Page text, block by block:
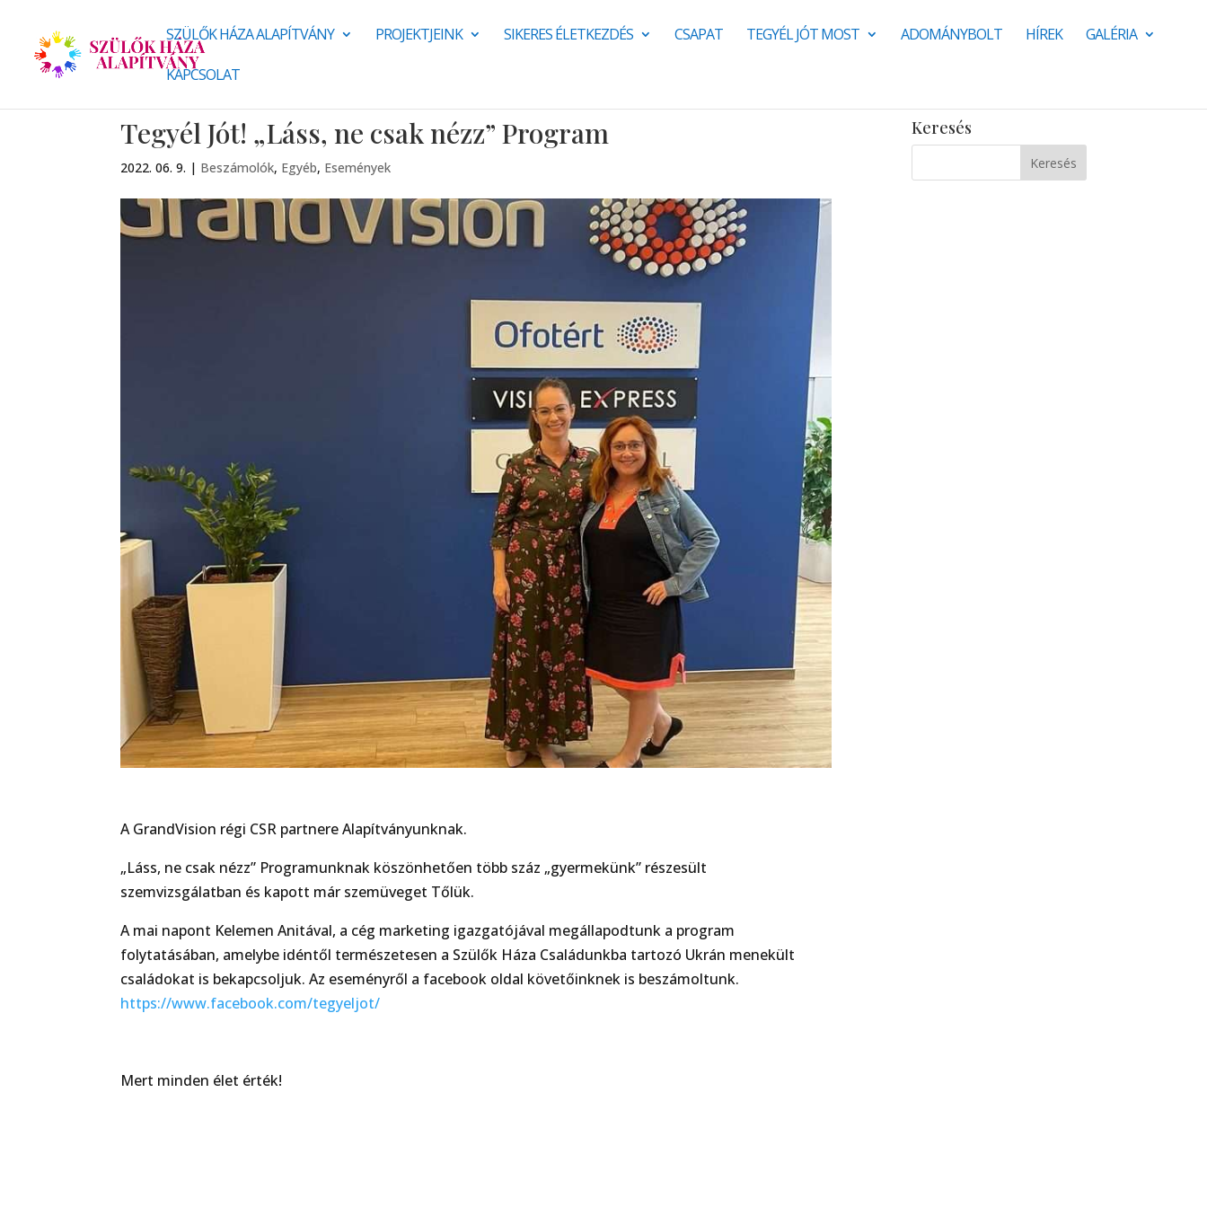
SZÜLŐK HÁZA ALAPÍTVÁNY PROJEKTJEINK SIKERES ÉLETKEZDÉS CSAPAT TEGYÉL JÓT MOST ADOMÁNYBOLT HÍREK GALÉRIA
KAPCSOLAT
Tegyél Jót! „Láss, ne csak nézz” Program
2022. 06. 9. | Beszámolók, Egyéb, Események
A GrandVision régi CSR partnere Alapítványunknak.
„Láss, ne csak nézz” Programunknak köszönhetően több száz „gyermekünk” részesült
szemvizsgálatban és kapott már szemüveget Tőlük.
A mai napont Kelemen Anitával, a cég marketing igazgatójával megállapodtunk a program
folytatásában, amelybe idéntől természetesen a Szülők Háza Családunkba tartozó Ukrán menekült
családokat is bekapcsoljuk. Az eseményről a facebook oldal követőinknek is beszámoltunk.
https://www.facebook.com/tegyeljot/
Mert minden élet érték!
Keresés